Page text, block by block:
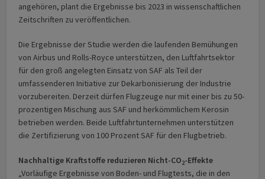
angehören, plant die Ergebnisse bis 2023 in wissenschaftlichen
Zeitschriften zu veröffentlichen.
Die Ergebnisse der Studie werden die laufenden Bemühungen
von Airbus und Rolls-Royce unterstützen, den Luftfahrtsektor
für den groß angelegten Einsatz von SAF als Teil der
umfassenderen Initiative zur Dekarbonisierung der Industrie
vorzubereiten. Derzeit dürfen Flugzeuge nur mit einer bis zu 50-
prozentigen Mischung aus SAF und herkömmlichem Kerosin
betrieben werden. Beide Luftfahrtunternehmen unterstützen
die Zertifizierung von 100 Prozent SAF für den Flugbetrieb.
Nachhaltige Kraftstoffe reduzieren Nicht-CO2-Effekte
„Vorläufige Ergebnisse von Boden- und Flugtests, die in den